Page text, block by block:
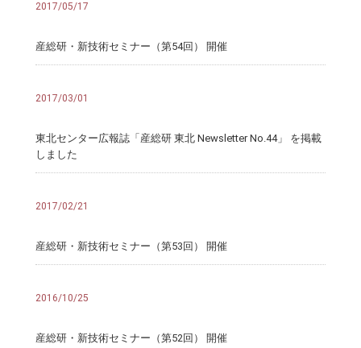
2017/05/17
産総研・新技術セミナー（第54回） 開催
2017/03/01
東北センター広報誌「産総研 東北 Newsletter No.44」 を掲載
しました
2017/02/21
産総研・新技術セミナー（第53回） 開催
2016/10/25
産総研・新技術セミナー（第52回） 開催